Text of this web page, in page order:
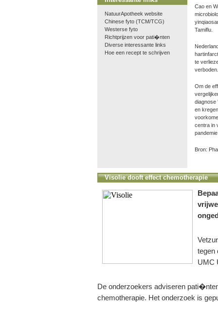
NatuurApotheek website
Chinese fyto (TCM/TCG)
Westerse fyto
Richtprijzen voor pati�nten
Diverse interessante links
Hoe een recept te schrijven
Cao en
Tamiflu.
te
verboden.
Om de
diagnose
en
centra in
Bron:
Visolie dooft effect chemotherapie
tegen
UMC
De onderzoekers adviseren
chemotherapie. Het onderzoek is